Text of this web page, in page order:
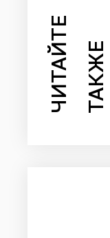
ЧИТАЙТЕ ТАКЖЕ